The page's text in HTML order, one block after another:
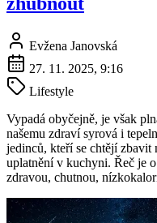
Evžena Janovská
27. 11. 2025, 9:16
Lifestyle
Vypadá obyčejně, je však
našemu zdraví syrová i
jedinců, kteří se chtějí
uplatnění v kuchyni. Řeč je
zdravou, chutnou,